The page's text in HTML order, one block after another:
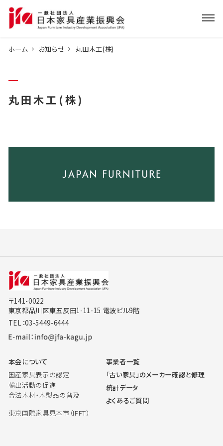
ホーム お知らせ 丸田木工(株)
丸田木工(株)
〒141-0022
東京都品川区東五反田1-11-15 電波ビル9階
TEL：03-5449-6444
本会について
国産家具表示の認定
輸出活動の促進
合法木材・木製品の普及
東京国際家具見本市（IFFT）
事業者一覧
「古い家具」のメーカー確認と修理
統計データ
よくあるご質問